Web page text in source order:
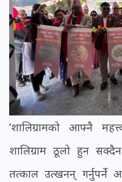
‘शालिग्रामको आफ्नै
शालिग्राम ठूलो हुन
तत्काल उत्खनन्